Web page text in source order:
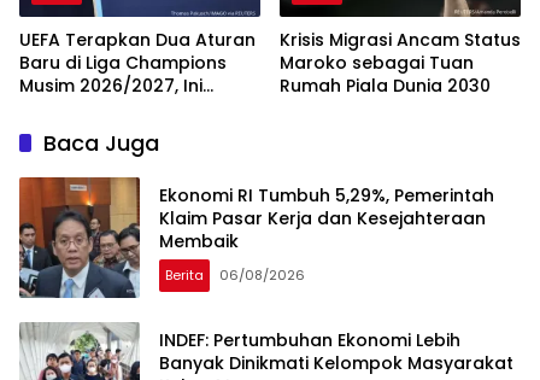
UEFA Terapkan Dua Aturan
Baru di Liga Champions
Musim 2026/2027, Ini
Krisis Migrasi Ancam Status
Maroko sebagai Tuan
Rumah Piala Dunia 2030
Baca Juga
Ekonomi RI Tumbuh 5,29%, Pemerintah
Klaim Pasar Kerja dan Kesejahteraan
Membaik
Berita 06/08/2026
INDEF: Pertumbuhan Ekonomi Lebih
Banyak Dinikmati Kelompok Masyarakat